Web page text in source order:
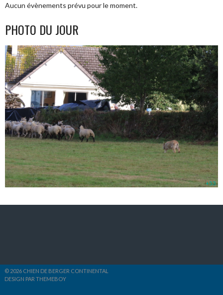
Aucun évènements prévu pour le moment.
PHOTO DU JOUR
+53
© 2026 CHIEN DE BERGER CONTINENTAL
DESIGN PAR THEMEBOY